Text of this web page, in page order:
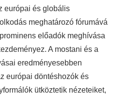
európai és globális
meghatározó fórumává
előadók meghívása
A mostani és a
eredményesebben
európai döntéshozók és
ütköztetik nézeteiket,